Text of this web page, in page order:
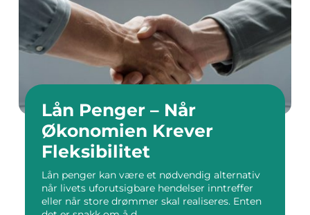
Lån Penger – Når
Økonomien Krever
Fleksibilitet
Lån penger kan være et nødvendig alternativ
når livets uforutsigbare hendelser inntreffer
eller når store drømmer skal realiseres. Enten